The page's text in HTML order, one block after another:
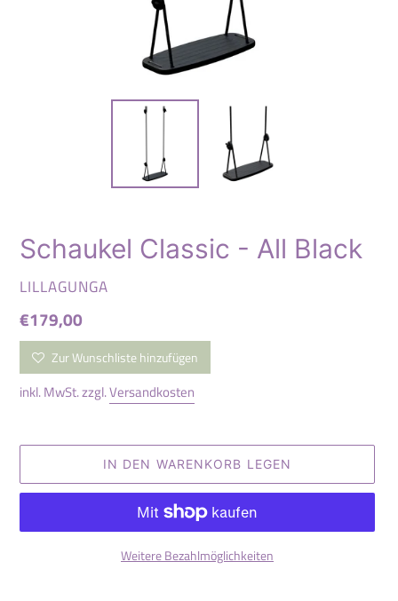
Schaukel Classic - All Black
VERKÄUFER
LILLAGUNGA
Normaler
Preis
€179,00
Zur Wunschliste hinzufügen
inkl. MwSt. zzgl.Versandkosten
IN DEN WARENKORB LEGEN
Weitere Bezahlmöglichkeiten